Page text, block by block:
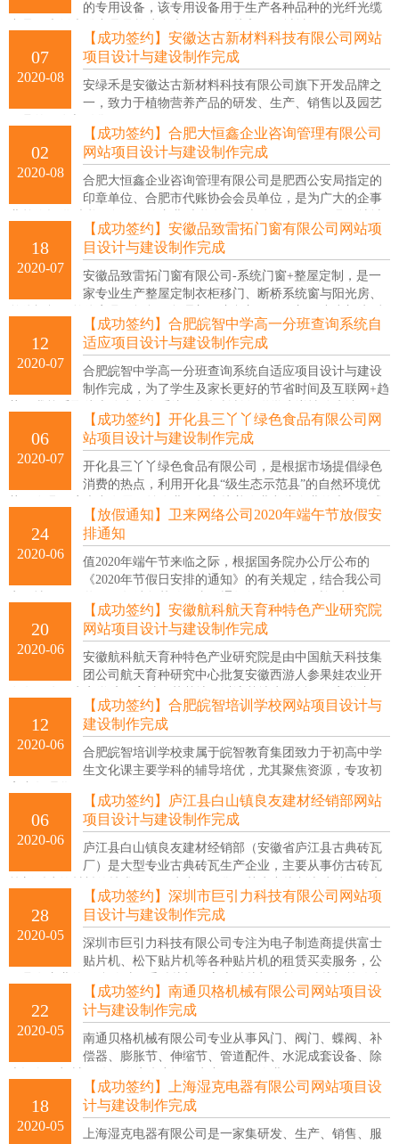
的专用设备，该专用设备用于生产各种品种的光纤光缆
互联网、物联网等光通信网络）的基础。
07
2020-08
【成功签约】安徽达古新材料科技有限公司网站
项目设计与建设制作完成
安绿禾是安徽达古新材料科技有限公司旗下开发品牌之
一，致力于植物营养产品的研发、生产、销售以及园艺
02
2020-08
【成功签约】合肥大恒鑫企业咨询管理有限公司
网站项目设计与建设制作完成
合肥大恒鑫企业咨询管理有限公司是肥西公安局指定的
印章单位、合肥市代账协会会员单位，是为广大的企事
号楼1009室，主要为企业提供公司注册、营业执照代办、会计代账、
资质办理、公司注销、八大员培训、技能证书培训等服务。
18
2020-07
【成功签约】安徽品致雷拓门窗有限公司网站项
目设计与建设制作完成
安徽品致雷拓门窗有限公司-系统门窗+整屋定制，是一
家专业生产整屋定制衣柜移门、断桥系统窗与阳光房、
被评为中国绿色环保产品、中国品牌、中国门窗行业十大品牌、质
量、服务、信誉 AAA企业，特约经销商。
12
2020-07
【成功签约】合肥皖智中学高一分班查询系统自
适应项目设计与建设制作完成
合肥皖智中学高一分班查询系统自适应项目设计与建设
制作完成，为了学生及家长更好的节省时间及互联网+趋
06
2020-07
【成功签约】开化县三丫丫绿色食品有限公司网
站项目设计与建设制作完成
开化县三丫丫绿色食品有限公司，是根据市场提倡绿色
消费的热点，利用开化县“级生态示范县”的自然环境优
下，于2001年底正式成立的。
24
2020-06
【放假通知】卫来网络公司2020年端午节放假安
排通知
值2020年端午节来临之际，根据国务院办公厅公布的
《2020年节假日安排的通知》的有关规定，结合我公司
年6月25日-2020年6月27日共3天；2020年6月28日（周日）正常上班，
特此通知！
20
2020-06
【成功签约】安徽航科航天育种特色产业研究院
网站项目设计与建设制作完成
安徽航科航天育种特色产业研究院是由中国航天科技集
团公司航天育种研究中心批复安徽西游人参果娃农业开
政厅特别批准的专业从事航天农作物品种研究、选育、技术推广、示
范、应用及产业化的机构。
12
2020-06
【成功签约】合肥皖智培训学校网站项目设计与
建设制作完成
合肥皖智培训学校隶属于皖智教育集团致力于初高中学
生文化课主要学科的辅导培优，尤其聚焦资源，专攻初
06
2020-06
【成功签约】庐江县白山镇良友建材经销部网站
项目设计与建设制作完成
庐江县白山镇良友建材经销部（安徽省庐江县古典砖瓦
厂）是大型专业古典砖瓦生产企业，主要从事仿古砖瓦
砖、青条砖等，已有多年生产历史，技术力量雄厚，设备齐全，工艺
先进，产品规格型号齐全，价格合理，信守合同，良好信誉，按期交
货，代办安装托运，竭诚为新老客户服务也可以按实际使用设计加工
28
2020-05
【成功签约】深圳市巨引力科技有限公司网站项
目设计与建设制作完成
深圳市巨引力科技有限公司专注为电子制造商提供富士
贴片机、松下贴片机等各种贴片机的租赁买卖服务，公
于为客户提供全面的贴片机解决方案。
22
2020-05
【成功签约】南通贝格机械有限公司网站项目设
计与建设制作完成
南通贝格机械有限公司专业从事风门、阀门、蝶阀、补
偿器、膨胀节、伸缩节、管道配件、水泥成套设备、除
18
2020-05
【成功签约】上海湿克电器有限公司网站项目设
计与建设制作完成
上海湿克电器有限公司是一家集研发、生产、销售、服